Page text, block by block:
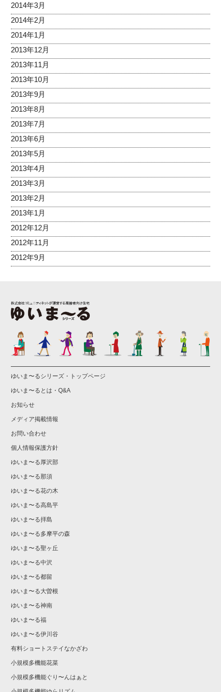
2014年3月
2014年2月
2014年1月
2013年12月
2013年11月
2013年10月
2013年9月
2013年8月
2013年7月
2013年6月
2013年5月
2013年4月
2013年3月
2013年2月
2013年1月
2012年12月
2012年11月
2012年9月
ゆいま〜るシリーズ・トップページ
ゆいま〜るとは・Q&A
お知らせ
メディア掲載情報
お問い合わせ
個人情報保護方針
ゆいま〜る厚沢部
ゆいま〜る那須
ゆいま〜る花の木
ゆいま〜る高島平
ゆいま〜る拝島
ゆいま〜る多摩平の森
ゆいま〜る聖ヶ丘
ゆいま〜る中沢
ゆいま〜る都留
ゆいま〜る大曽根
ゆいま〜る神南
ゆいま〜る福
ゆいま〜る伊川谷
有料ショートステイなかざわ
小規模多機能花菜
小規模多機能ぐり〜んはぁと